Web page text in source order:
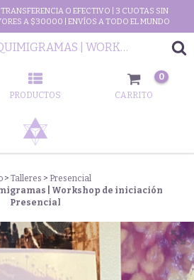
O EFECTIVO | 3 CUOTAS SIN
A $30000 | ENVÍOS A TODO EL MUNDO
LUMEN PRINT & QUIMIGRAMAS | WORKSHOP DE INICIACIÓN PRESENCIAL
PRODUCTOS CARRITO
0
> Talleres > Presencial
| Workshop de iniciación
Presencial